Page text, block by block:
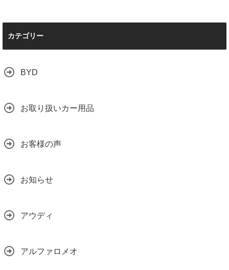
カテゴリー
BYD
お取り扱いカー用品
お客様の声
お知らせ
アウディ
アルファロメオ